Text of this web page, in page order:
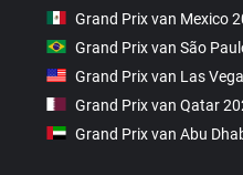
Grand Prix van Mexico
Grand Prix van São
Grand Prix van Las
Grand Prix van Qatar
Grand Prix van Abu